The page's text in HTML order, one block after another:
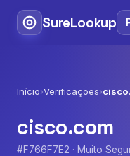
SureLookup
Início›Verificações›
cisco.com
#F766F7E2 · Muito